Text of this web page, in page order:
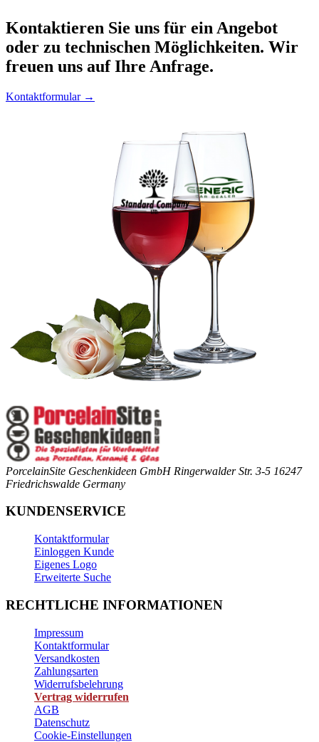
Kontaktieren Sie uns für ein Angebot
oder zu technischen Möglichkeiten. Wir
freuen uns auf Ihre Anfrage.
Kontaktformular →
PorcelainSite Geschenkideen GmbH Ringerwalder Str. 3-5 16247
Friedrichswalde Germany
KUNDENSERVICE
Kontaktformular
Einloggen Kunde
Eigenes Logo
Erweiterte Suche
RECHTLICHE INFORMATIONEN
Impressum
Kontaktformular
Versandkosten
Zahlungsarten
Widerrufsbelehrung
Vertrag widerrufen
AGB
Datenschutz
Cookie-Einstellungen